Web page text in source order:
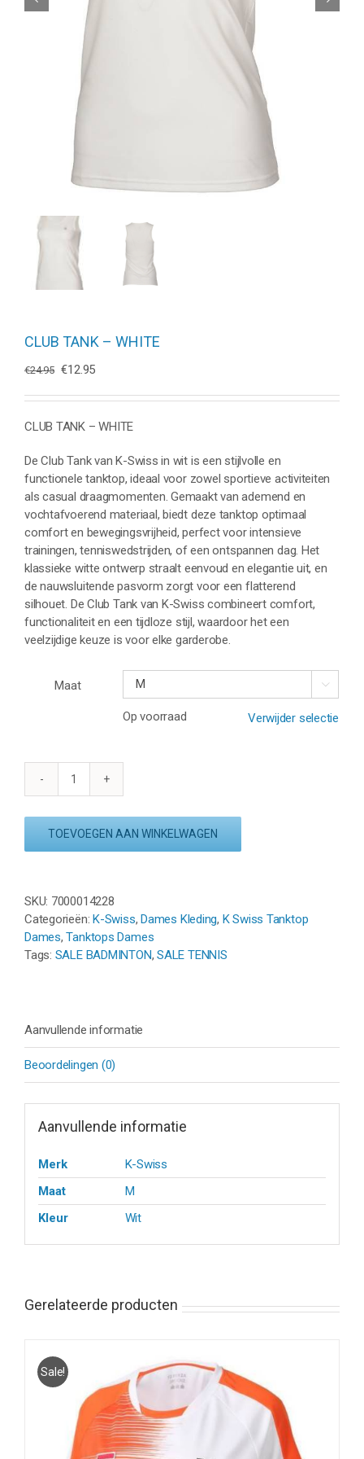
CLUB TANK – WHITE
€24.95 Oorspronkelijke
was:
€24.95.
€12.95Huidige
is:
€12.95.
CLUB TANK – WHITE
De Club Tank van K-Swiss in wit is een stijlvolle en
functionele tanktop, ideaal voor zowel sportieve activiteiten
als casual draagmomenten. Gemaakt van ademend en
vochtafvoerend materiaal, biedt deze tanktop optimaal
comfort en bewegingsvrijheid, perfect voor intensieve
trainingen, tenniswedstrijden, of een ontspannen dag. Het
klassieke witte ontwerp straalt eenvoud en elegantie uit, en
de nauwsluitende pasvorm zorgt voor een flatterend
silhouet. De Club Tank van K-Swiss combineert comfort,
functionaliteit en een tijdloze stijl, waardoor het een
veelzijdige keuze is voor elke garderobe.
Maat 
Op voorraad Verwijder selectie
CLUB
WHITE
TOEVOEGEN AAN WINKELWAGEN
SKU: 7000014228
Categorieën:K-Swiss,Dames Kleding, K Swiss Tanktop
Dames,Tanktops Dames
Tags: SALE BADMINTON,SALE TENNIS
Aanvullende informatie
Beoordelingen (0)
Aanvullende informatie
Merk
K-Swiss
Maat
M
Kleur
Wit
Gerelateerde producten
Sale!